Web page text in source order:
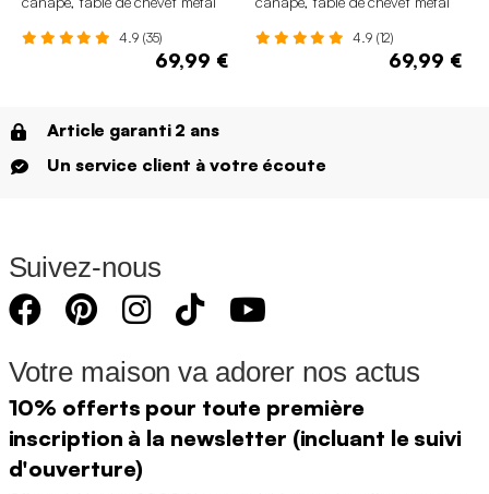
4.9 (35)
69,99 €
4.9 (12)
69,99 €
Article garanti 2 ans
Un service client à votre écoute
Suivez-nous
Votre maison va adorer nos actus
10% offerts pour toute première
inscription à la newsletter (incluant le suivi
d'ouverture)